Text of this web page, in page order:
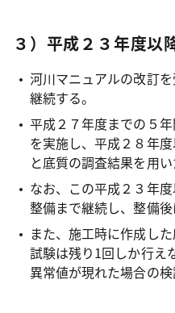
３）平成２３年度以
河川マニュアルの改訂
継続する。
平成２７年度までの５
を実施し、平成２８年
と底質の調査結果を用
なお、この平成２３年
整備まで継続し、整備
また、施工時に作成し
試験は残り1回しか行え
異常値が現れた場合の